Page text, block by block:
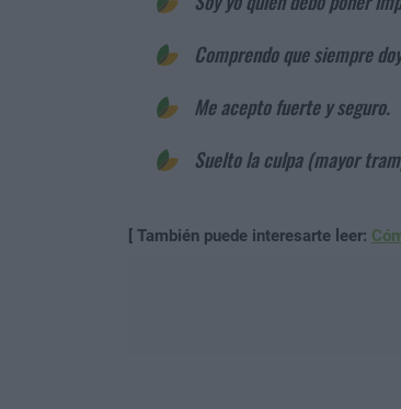
Comprendo que siempre
Me acepto fuerte y seguro.
Suelto la culpa (mayor
[ También puede interesarte leer: